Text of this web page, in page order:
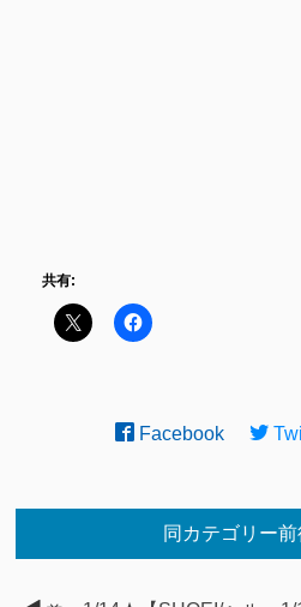
共有:
Facebook
同カテゴリー